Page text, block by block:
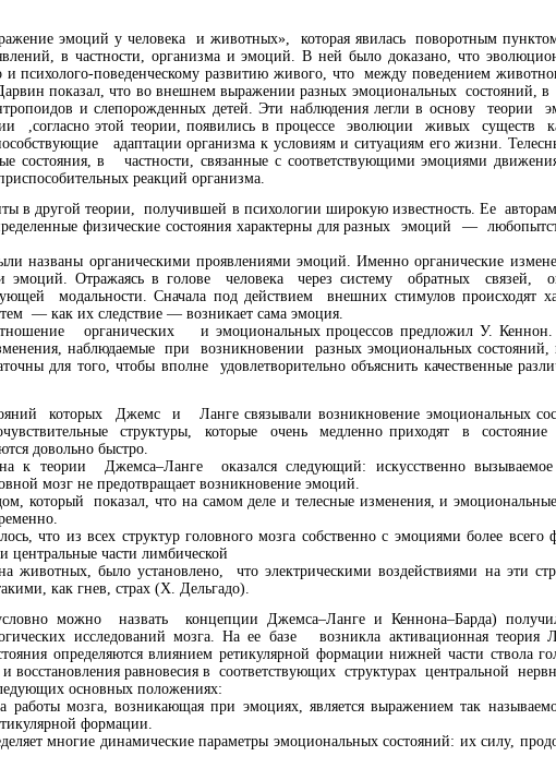
эмоций у человека и животных», которая явилась поворотным
в частности, организма и эмоций. В ней было доказано, что
психолого-поведенческому развитию живого, что между поведением
показал, что во внешнем выражении разных эмоциональных состояний, в
и слепорожденных детей. Эти наблюдения легли в основу теории
,согласно этой теории, появились в процессе эволюции живых существ
адаптации организма к условиям и ситуациям его жизни.
состояния, в частности, связанные с соответствующими эмоциями
реакций организма.
в другой теории, получившей в психологии широкую известность. Ее
физические состояния характерны для разных эмоций —
названы органическими проявлениями эмоций. Именно органические
эмоций. Отражаясь в голове человека через систему обратных связей,
модальности. Сначала под действием внешних стимулов происходят
— как их следствие — возникает сама эмоция.
органических и эмоциональных процессов предложил У.
наблюдаемые при возникновении разных эмоциональных состояний,
для того, чтобы вполне удовлетворительно объяснить качественные
которых Джемс и Ланге связывали возникновение эмоциональных
структуры, которые очень медленно приходят в состояние
довольно быстро.
к теории Джемса–Ланге оказался следующий: искусственно вызываемое
мозг не предотвращает возникновение эмоций.
который показал, что на самом деле и телесные изменения, и
что из всех структур головного мозга собственно с эмоциями более всего
центральные части лимбической
животных, было установлено, что электрическими воздействиями на эти
как гнев, страх (Х. Дельгадо).
можно назвать концепции Джемса–Ланге и Кеннона–Барда)
исследований мозга. На ее базе возникла активационная теория
определяются влиянием ретикулярной формации нижней части ствола
восстановления равновесия в соответствующих структурах центральной
основных положениях:
работы мозга, возникающая при эмоциях, является выражением так
формации.
многие динамические параметры эмоциональных состояний: их силу,